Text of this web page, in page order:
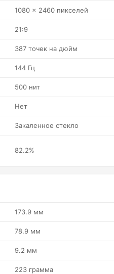
1080 x 2460 пикселей
21:9
387 точек на дюйм
144 Гц
500 нит
Нет
Закаленное стекло
82.2%
173.9 мм
78.9 мм
9.2 мм
223 грамма